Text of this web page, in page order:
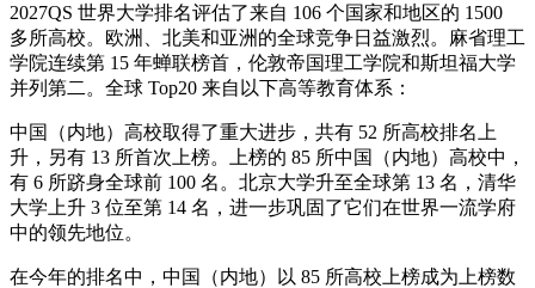
2027QS 世界大学排名评估了来自 106 个国家和地区的 1500
多所高校。欧洲、北美和亚洲的全球竞争日益激烈。麻省理工
学院连续第 15 年蝉联榜首，伦敦帝国理工学院和斯坦福大学
并列第二。全球 Top20 来自以下高等教育体系：
中国（内地）高校取得了重大进步，共有 52 所高校排名上
升，另有 13 所首次上榜。上榜的 85 所中国（内地）高校中，
有 6 所跻身全球前 100 名。北京大学升至全球第 13 名，清华
大学上升 3 位至第 14 名，进一步巩固了它们在世界一流学府
中的领先地位。
在今年的排名中，中国（内地）以 85 所高校上榜成为上榜数